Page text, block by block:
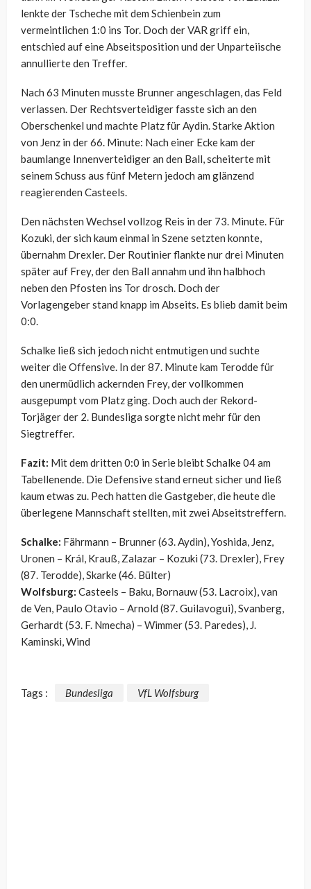
lenkte der Tscheche mit dem Schienbein zum
vermeintlichen 1:0 ins Tor. Doch der VAR griff ein,
entschied auf eine Abseitsposition und der Unparteiische
annullierte den Treffer.
Nach 63 Minuten musste Brunner angeschlagen, das Feld
verlassen. Der Rechtsverteidiger fasste sich an den
Oberschenkel und machte Platz für Aydin. Starke Aktion
von Jenz in der 66. Minute: Nach einer Ecke kam der
baumlange Innenverteidiger an den Ball, scheiterte mit
seinem Schuss aus fünf Metern jedoch am glänzend
reagierenden Casteels.
Den nächsten Wechsel vollzog Reis in der 73. Minute. Für
Kozuki, der sich kaum einmal in Szene setzten konnte,
übernahm Drexler. Der Routinier flankte nur drei Minuten
später auf Frey, der den Ball annahm und ihn halbhoch
neben den Pfosten ins Tor drosch. Doch der
Vorlagengeber stand knapp im Abseits. Es blieb damit beim
0:0.
Schalke ließ sich jedoch nicht entmutigen und suchte
weiter die Offensive. In der 87. Minute kam Terodde für
den unermüdlich ackernden Frey, der vollkommen
ausgepumpt vom Platz ging. Doch auch der Rekord-
Torjäger der 2. Bundesliga sorgte nicht mehr für den
Siegtreffer.
Fazit: Mit dem dritten 0:0 in Serie bleibt Schalke 04 am
Tabellenende. Die Defensive stand erneut sicher und ließ
kaum etwas zu. Pech hatten die Gastgeber, die heute die
überlegene Mannschaft stellten, mit zwei Abseitstreffern.
Schalke: Fährmann – Brunner (63. Aydin), Yoshida, Jenz,
Uronen – Král, Krauß, Zalazar – Kozuki (73. Drexler), Frey
(87. Terodde), Skarke (46. Bülter)
Wolfsburg: Casteels – Baku, Bornauw (53. Lacroix), van
de Ven, Paulo Otavio – Arnold (87. Guilavogui), Svanberg,
Gerhardt (53. F. Nmecha) – Wimmer (53. Paredes), J.
Kaminski, Wind
Tags : Bundesliga VfL Wolfsburg